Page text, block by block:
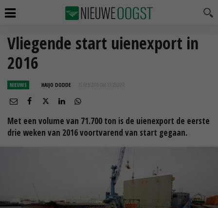
Vliegende start uienexport in
2016
NIEUWS HAIJO DODDE 15 FEB 2016 OM 13:25
Met een volume van 71.700 ton is de uienexport de eerste
drie weken van 2016 voortvarend van start gegaan.